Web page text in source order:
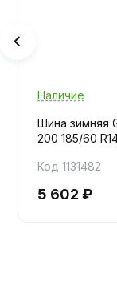
Наличие
Шина зимняя
200 185/60
Код 1131482
5 602 ₽